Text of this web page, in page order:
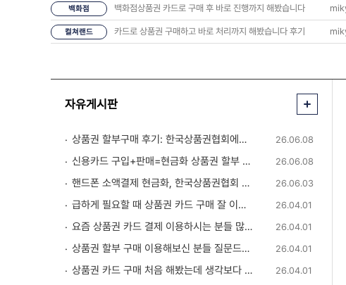
백화점 백화점상품권 카드로 구매 후 바로 진행까지 해봤습니다
컬쳐랜드 카드로 상품권 구매하고 바로 처리까지 해봤습니다 후기
자유게시판
상품권 할부구매 후기: 한국상품권협회에서 친절하게 상담받았습니다 💬 26.06.08
신용카드 구입+판매=현금화 상품권 할부 구입 후기 정리해봤습니다 26.06.08
핸드폰 소액결제 현금화, 한국상품권협회 이용 후기입니다 ✅ 26.06.03
급하게 필요할 때 상품권 카드 구매 잘 이용했습니다. 26.04.01
요즘 상품권 카드 결제 이용하시는 분들 많네요 26.04.01
상품권 할부 구매 이용해보신 분들 질문드립니다 26.04.01
상품권 카드 구매 처음 해봤는데 생각보다 간단하네요 26.04.01